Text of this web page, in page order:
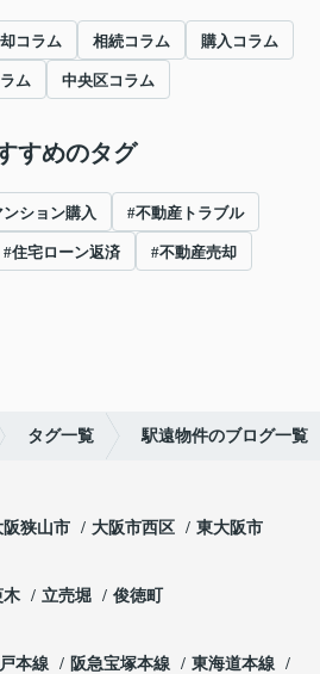
コラム 相続コラム 購入コラム
ム 中央区コラム
すめのタグ
ンション購入 #不動産トラブル
#住宅ローン返済 #不動産売却
タグ一覧 駅遠物件のブログ一覧
阪狭山市 大阪市西区 東大阪市
木 立売堀 俊徳町
本線 阪急宝塚本線
東海道本線